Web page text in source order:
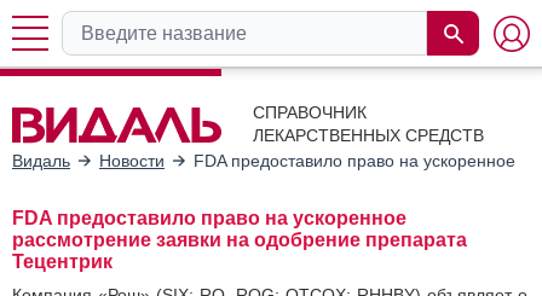
СПРАВОЧНИК
ЛЕКАРСТВЕННЫХ СРЕДСТВ
Видаль
Новости FDA предоставило право на ускоренное
FDA предоставило право на ускоренное
рассмотрение заявки на одобрение препарата
Тецентрик